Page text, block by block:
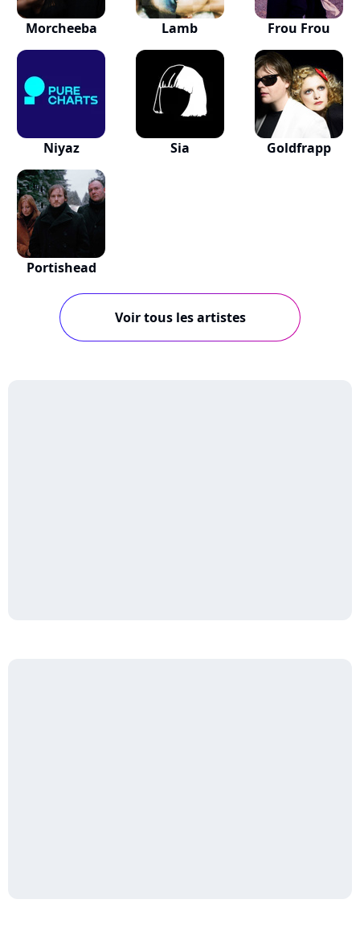
Morcheeba Lamb Frou Frou
Niyaz Sia Goldfrapp
Portishead
Voir tous les artistes